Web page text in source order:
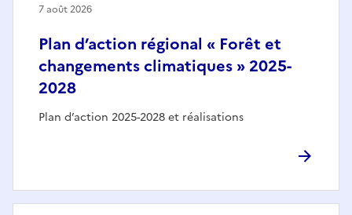
Plan d’action régional « Forêt et
changements climatiques » 2025-
2028
Plan d’action 2025-2028 et réalisations
7 août 2026